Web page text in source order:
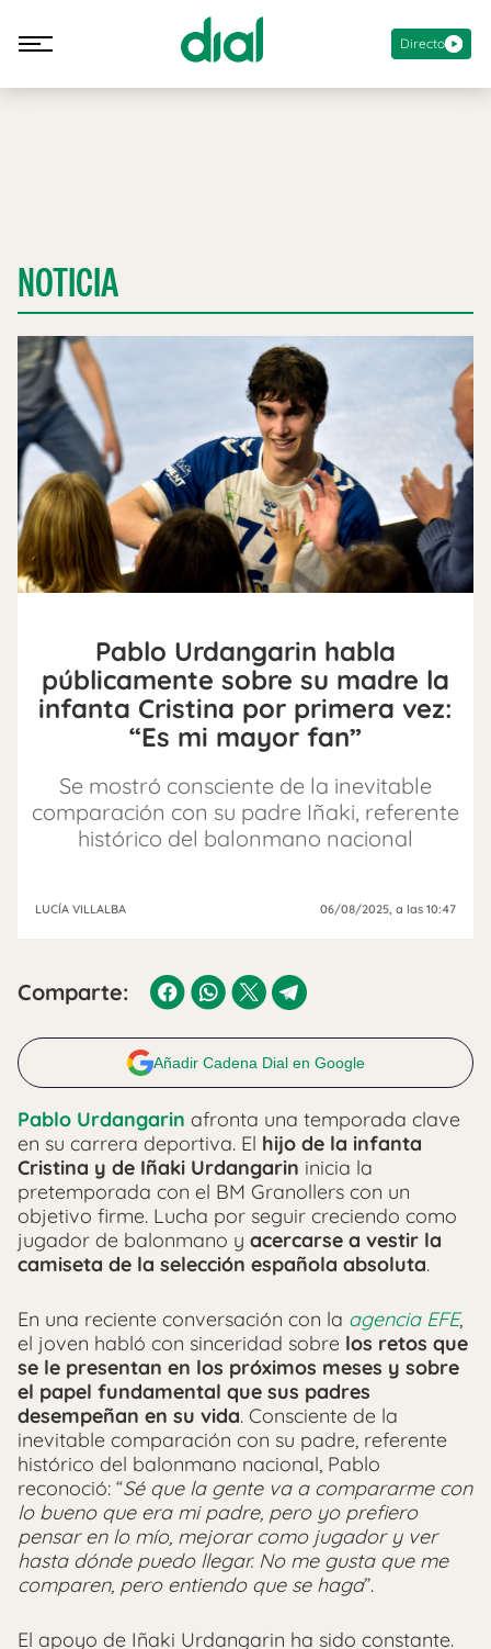
Directo
NOTICIA
Pablo Urdangarin habla
públicamente sobre su madre la
infanta Cristina por primera vez:
“Es mi mayor fan”
Se mostró consciente de la inevitable
comparación con su padre Iñaki, referente
histórico del balonmano nacional
LUCÍA VILLALBA 06/08/2025, a las 10:47
Comparte:
Añadir Cadena Dial en Google
Pablo Urdangarin afronta una temporada clave
en su carrera deportiva. El hijo de la infanta
Cristina y de Iñaki Urdangarin inicia la
pretemporada con el BM Granollers con un
objetivo firme. Lucha por seguir creciendo como
jugador de balonmano y acercarse a vestir la
camiseta de la selección española absoluta.
En una reciente conversación con la agencia EFE,
el joven habló con sinceridad sobre los retos que
se le presentan en los próximos meses y sobre
el papel fundamental que sus padres
desempeñan en su vida. Consciente de la
inevitable comparación con su padre, referente
histórico del balonmano nacional, Pablo
reconoció: “Sé que la gente va a compararme con
lo bueno que era mi padre, pero yo prefiero
pensar en lo mío, mejorar como jugador y ver
hasta dónde puedo llegar. No me gusta que me
comparen, pero entiendo que se haga”.
El apoyo de Iñaki Urdangarin ha sido constante.